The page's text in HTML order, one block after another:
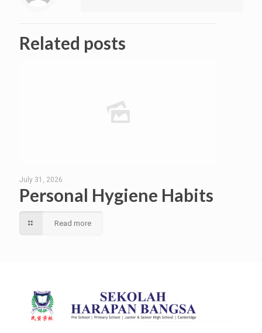
Related posts
July 31, 2026
Personal Hygiene Habits
Read more